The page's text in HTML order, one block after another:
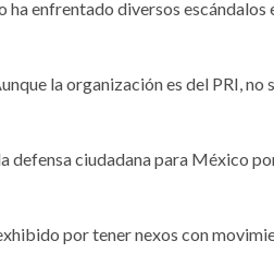
enfrentado diversos escándalos
la organización es del PRI, no
defensa ciudadana para México
por tener nexos con
edición 2027
CEUMH